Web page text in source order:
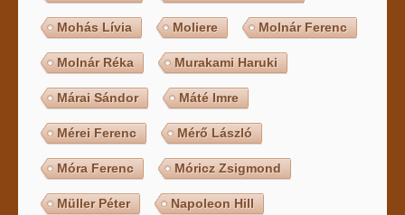
Mohás Lívia Moliere Molnár Ferenc
Molnár Réka Murakami Haruki
Márai Sándor Máté Imre
Mérei Ferenc Mérő László
Móra Ferenc Móricz Zsigmond
Müller Péter Napoleon Hill